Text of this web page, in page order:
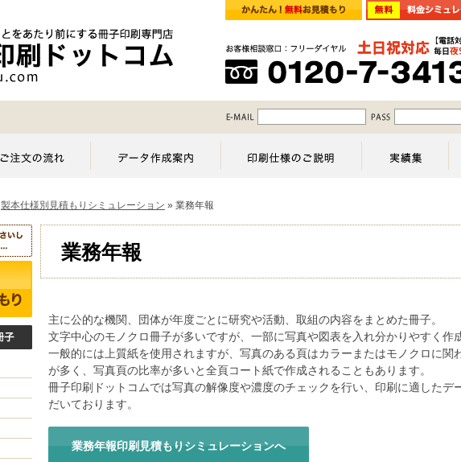
製本仕様別見積もりシミュレーション » 業務年報
業務年報
主に公的な機関、団体が年度ごとに研究や活動、取組の内容をまとめた冊子。
文字中心のモノクロ冊子が多いですが、一部に写真や図表を入れ分かりやすく作
一般的には上質紙を使用されますが、写真のある頁はカラーまたはモノクロに関
が多く、写真頁の比率が多いと全頁コート紙で作成されることもあります。
冊子印刷ドットコムでは写真の解像度や濃度のチェックを行い、印刷に適したデ
だいております。
業務年報印刷見積もりシミュレーションへ